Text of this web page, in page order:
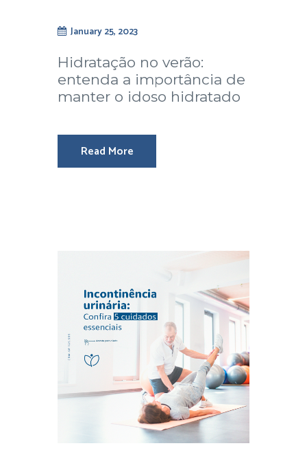
January 25, 2023
Hidratação no verão:
entenda a importância de
manter o idoso hidratado
Read More